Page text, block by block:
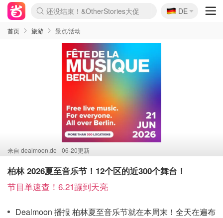
Boticinal 夏促开抢！
4折！lulu周四疯狂上新
还没结束！&OtherStories大促
Joybuy变相75折 随时失效
速领！Stanley独家85折
疑似霸哥！Camper额外叠85折
Zalando 奥莱闪促！每日更新
Moncler反季囤！5折起+叠9折
Coach Brooklyn仅€192
🇩🇪
DE
首页 旅游 景点/活动
来自 dealmoon.de 06-20更新
柏林 2026夏至音乐节！12个区的近300个舞台！
节目单速查！6.21蹦到天亮
Dealmoon 播报 柏林夏至音乐节就在本周末！全天在遍布